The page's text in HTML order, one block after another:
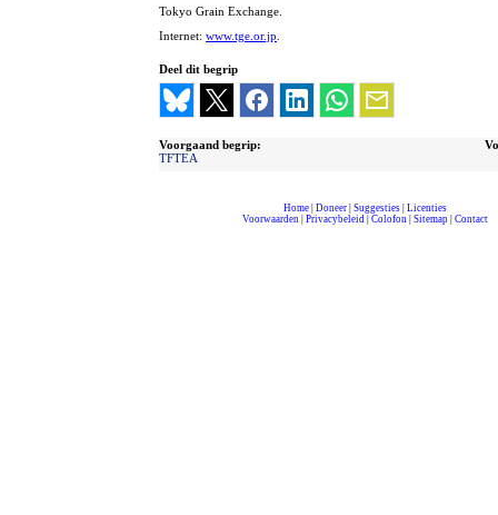
Tokyo Grain Exchange.
Internet: www.tge.or.jp
Deel dit begrip
Voorgaand begrip:
TFTEA
Home| Doneer| Suggesties| Licenties
Voorwaarden| Privacybeleid| Colofon| Sitemap| Contact